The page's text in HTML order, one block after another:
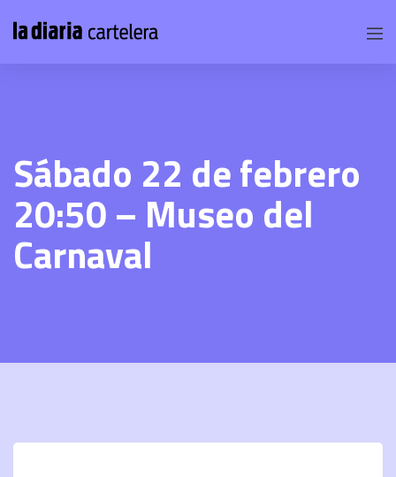
Sábado 22 de febrero
20:50 – Museo del
Carnaval